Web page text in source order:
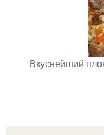
Вкуснейший